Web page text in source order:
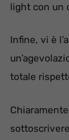
light con un
Infine, vi è
totale